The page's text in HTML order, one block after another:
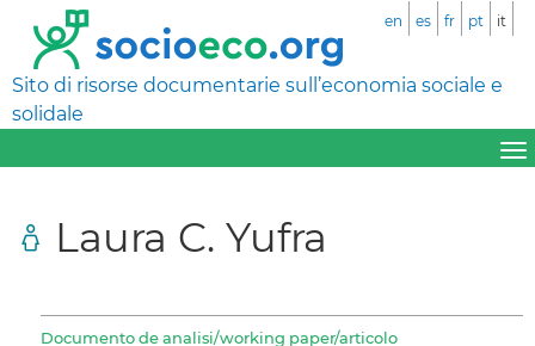
Sito di risorse documentarie sull’economia sociale e
solidale
en es fr pt it
Laura C. Yufra
Documento de analisi/working paper/articolo